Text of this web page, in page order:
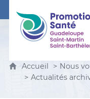
Promotion Santé
Accueil Nous
Actualités